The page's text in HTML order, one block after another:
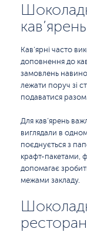
кав’ярень
Кав’ярні часто
доповнення до
замовлень
лежати поруч зі
подаватися разом
Для кав’ярень
виглядали в
поєднується з
крафт-пакетами,
допомагає
межами закладу.